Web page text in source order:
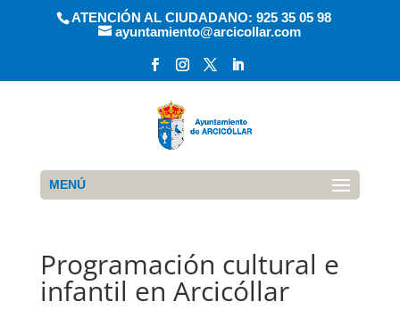
ATENCIÓN AL CIUDADANO: 925 35 05 98
ayuntamiento@arcicollar.com
MENÚ
Programación cultural e
infantil en Arcicóllar